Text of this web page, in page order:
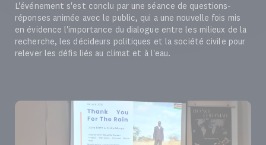
L'événement s'est conclu par une séance de questions-
réponses animée avec le public, qui a une nouvelle fois mis
en évidence l'importance du dialogue entre les milieux de la
recherche, les décideurs politiques et la société civile pour
relever les défis liés au climat et à l'eau.